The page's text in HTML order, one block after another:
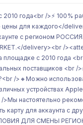
года<br />⚡️ 100%
для каждого</
аккаунте с регионом
delivery><br /
площадке с 2010 года
поставщиков <br
/>🔸Можно
устройствах
настоятельно
карту для аккаунта с
ДЛЯ СМЕНЫ